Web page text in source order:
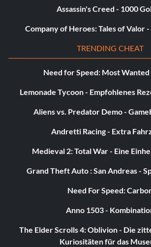
Drift at every bend in the road, not just
second can get you 10,000+ points on a
Um die Höchstgeschwindigkeit von 240
befinden und ein Auto freischalten, das
Koenigsegg – der ist zwar ziemlich
aber, die 240 mph auch ohne Upgrades
mit Geschwindigkeits-Upgrades
Assassin's Creed - 1000
Company of Heroes: Tales of Valor
TRENDING CHEAT
Need for Speed: Most Wanted
Lemonade Tycoon - Empfohlenes
Aliens vs. Predator Demo -
Andretti Racing - Extra
Medieval 2: Total War - Eine
Grand Theft Auto : San Andreas -
Need For Speed:
Anno 1503 -
The Elder Scrolls 4: Oblivion - Die
Kuriositäten für das